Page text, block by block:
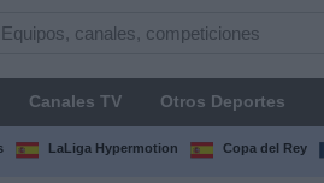
Canales TV Otros Deportes
LaLiga Hypermotion Copa del Rey